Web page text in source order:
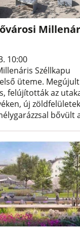
10:00
Széllkapu
üteme. Megújult
felújították az
új
bővült